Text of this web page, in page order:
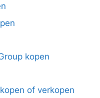
kopen
of verkopen